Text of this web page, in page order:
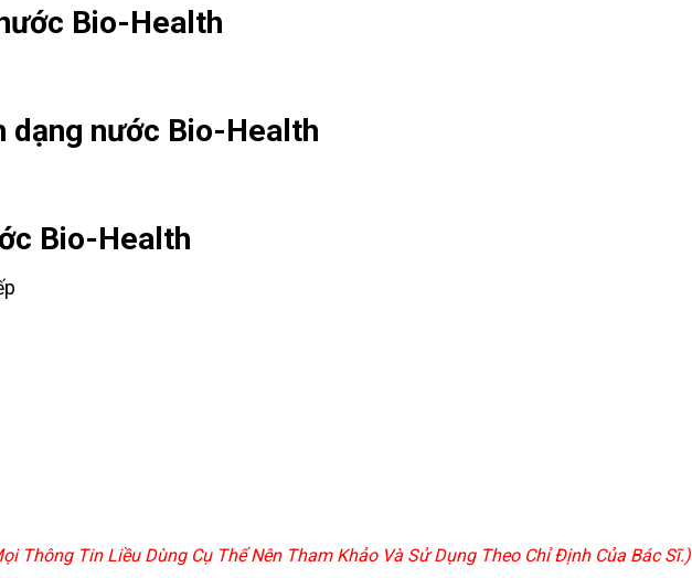
Bio-Health
dạng nước Bio-Health
Bio-Health
Thông Tin Liều Dùng Cụ Thể Nên Tham Khảo Và Sử Dụng Theo Chỉ Định Của Bác Sĩ.)